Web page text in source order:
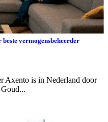
vermogensbeheerder
Axento is in Nederland door